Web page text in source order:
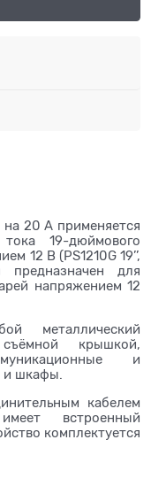
20 А применяется
19-дюймового
12 В (PS1210G 19’’,
предназначен для
напряжением 12
металлический
крышкой,
и
и шкафы.
кабелем
встроенный
комплектуется